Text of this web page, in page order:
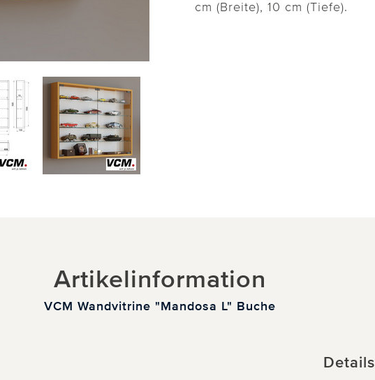
cm (Breite), 10 cm (Tiefe).
Artikelinformation
VCM Wandvitrine "Mandosa L" Buche
Details